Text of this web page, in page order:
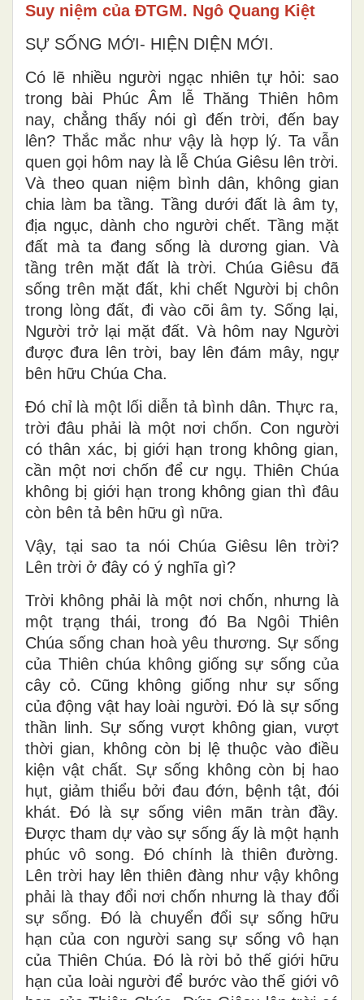
Suy niệm của ĐTGM. Ngô Quang Kiệt
SỰ SỐNG MỚI- HIỆN DIỆN MỚI.
Có lẽ nhiều người ngạc nhiên tự hỏi: sao
trong bài Phúc Âm lễ Thăng Thiên hôm
nay, chẳng thấy nói gì đến trời, đến bay
lên? Thắc mắc như vậy là hợp lý. Ta vẫn
quen gọi hôm nay là lễ Chúa Giêsu lên trời.
Và theo quan niệm bình dân, không gian
chia làm ba tầng. Tầng dưới đất là âm ty,
địa ngục, dành cho người chết. Tầng mặt
đất mà ta đang sống là dương gian. Và
tầng trên mặt đất là trời. Chúa Giêsu đã
sống trên mặt đất, khi chết Người bị chôn
trong lòng đất, đi vào cõi âm ty. Sống lại,
Người trở lại mặt đất. Và hôm nay Người
được đưa lên trời, bay lên đám mây, ngự
bên hữu Chúa Cha.
Đó chỉ là một lối diễn tả bình dân. Thực ra,
trời đâu phải là một nơi chốn. Con người
có thân xác, bị giới hạn trong không gian,
cần một nơi chốn để cư ngụ. Thiên Chúa
không bị giới hạn trong không gian thì đâu
còn bên tả bên hữu gì nữa.
Vậy, tại sao ta nói Chúa Giêsu lên trời?
Lên trời ở đây có ý nghĩa gì?
Trời không phải là một nơi chốn, nhưng là
một trạng thái, trong đó Ba Ngôi Thiên
Chúa sống chan hoà yêu thương. Sự sống
của Thiên chúa không giống sự sống của
cây cỏ. Cũng không giống như sự sống
của động vật hay loài người. Đó là sự sống
thần linh. Sự sống vượt không gian, vượt
thời gian, không còn bị lệ thuộc vào điều
kiện vật chất. Sự sống không còn bị hao
hụt, giảm thiểu bởi đau đớn, bệnh tật, đói
khát. Đó là sự sống viên mãn tràn đầy.
Được tham dự vào sự sống ấy là một hạnh
phúc vô song. Đó chính là thiên đường.
Lên trời hay lên thiên đàng như vậy không
phải là thay đổi nơi chốn nhưng là thay đổi
sự sống. Đó là chuyển đổi sự sống hữu
hạn của con người sang sự sống vô hạn
của Thiên Chúa. Đó là rời bỏ thế giới hữu
hạn của loài người để bước vào thế giới vô